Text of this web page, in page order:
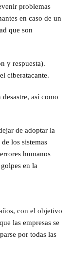
problemas
en caso de un
que son
y respuesta).
ciberatacante.
así como
de adoptar la
los sistemas
humanos
en la
con el objetivo
las empresas se
por todas las